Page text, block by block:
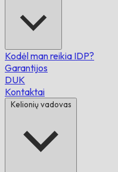
Kodėl man reikia IDP?
Garantijos
DUK
Kontaktai
Kelionių vadovas